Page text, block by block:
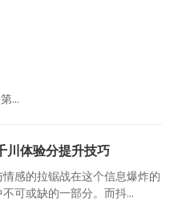
…
川体验分提升技巧
感的拉锯战在这个信息爆炸的
可或缺的一部分。而抖...